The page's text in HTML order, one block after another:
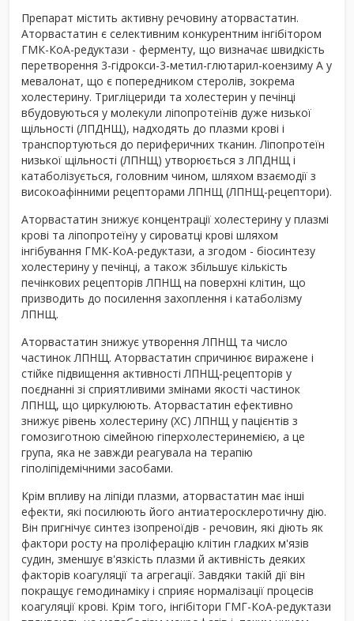
Препарат містить активну речовину аторвастатин.
Аторвастатин є селективним конкурентним інгібітором
ГМК-КоА-редуктази - ферменту, що визначає швидкість
перетворення 3-гідрокси-3-метил-глютарил-коензиму A у
мевалонат, що є попередником стеролів, зокрема
холестерину. Тригліцериди та холестерин у печінці
вбудовуються у молекули ліпопротеїнів дуже низької
щільності (ЛПДНЩ), надходять до плазми крові і
транспортуються до периферичних тканин. Ліпопротеїн
низької щільності (ЛПНЩ) утворюється з ЛПДНЩ і
катаболізується, головним чином, шляхом взаємодії з
високоафінними рецепторами ЛПНЩ (ЛПНЩ-рецептори).
Аторвастатин знижує концентрації холестерину у плазмі
крові та ліпопротеїну у сироватці крові шляхом
інгібування ГМК-КоА-редуктази, а згодом - біосинтезу
холестерину у печінці, а також збільшує кількість
печінкових рецепторів ЛПНЩ на поверхні клітин, що
призводить до посилення захоплення і катаболізму
ЛПНЩ.
Аторвастатин знижує утворення ЛПНЩ та число
частинок ЛПНЩ. Аторвастатин спричинює виражене і
стійке підвищення активності ЛПНЩ-рецепторів у
поєднанні зі сприятливими змінами якості частинок
ЛПНЩ, що циркулюють. Аторвастатин ефективно
знижує рівень холестерину (ХС) ЛПНЩ у пацієнтів з
гомозиготною сімейною гіперхолестеринемією, а це
група, яка не завжди реагувала на терапію
гіполіпідемічними засобами.
Крім впливу на ліпіди плазми, аторвастатин має інші
ефекти, які посилюють його антиатеросклеротичну дію.
Він пригнічує синтез ізопреноїдів - речовин, які діють як
фактори росту на проліферацію клітин гладких м'язів
судин, зменшує в'язкість плазми й активність деяких
факторів коагуляції та агрегації. Завдяки такій дії він
покращує гемодинаміку і сприяє нормалізації процесів
коагуляції крові. Крім того, інгібітори ГМГ-КоА-редуктази